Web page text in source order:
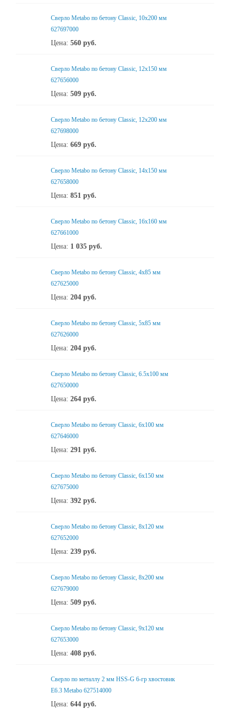
Сверло Metabo по бетону Classic, 10х200 мм
627697000
Цена: 560 руб.
Сверло Metabo по бетону Classic, 12х150 мм
627656000
Цена: 509 руб.
Сверло Metabo по бетону Classic, 12х200 мм
627698000
Цена: 669 руб.
Сверло Metabo по бетону Classic, 14х150 мм
627658000
Цена: 851 руб.
Сверло Metabo по бетону Classic, 16х160 мм
627661000
Цена: 1 035 руб.
Сверло Metabo по бетону Classic, 4х85 мм
627625000
Цена: 204 руб.
Сверло Metabo по бетону Classic, 5х85 мм
627626000
Цена: 204 руб.
Сверло Metabo по бетону Classic, 6.5х100 мм
627650000
Цена: 264 руб.
Сверло Metabo по бетону Classic, 6х100 мм
627646000
Цена: 291 руб.
Сверло Metabo по бетону Classic, 6х150 мм
627675000
Цена: 392 руб.
Сверло Metabo по бетону Classic, 8х120 мм
627652000
Цена: 239 руб.
Сверло Metabo по бетону Classic, 8х200 мм
627679000
Цена: 509 руб.
Сверло Metabo по бетону Classic, 9х120 мм
627653000
Цена: 408 руб.
Сверло по металлу 2 мм HSS-G 6-гр хвостовик
Е6.3 Metabo 627514000
Цена: 644 руб.